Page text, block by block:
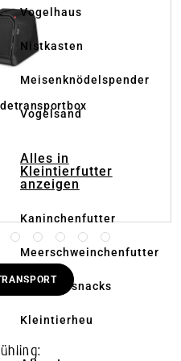
Vogelhaus
Nistkasten
Meisenknödelspender
Vogelsand
Alles in
Kleintierfutter
anzeigen
Kaninchenfutter
Meerschweinchenfutter
Kleintiersnacks
Kleintierheu